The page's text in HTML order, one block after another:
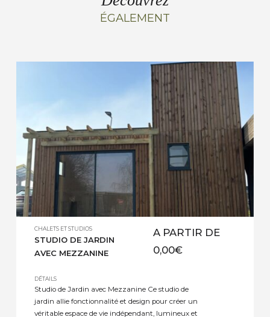
ÉGALEMENT
CHALETS ET STUDIOS
STUDIO DE JARDIN
AVEC MEZZANINE
A PARTIR DE
0,00€
DÉTAILS
Studio de Jardin avec Mezzanine Ce studio de
jardin allie fonctionnalité et design pour créer un
véritable espace de vie indépendant, lumineux et